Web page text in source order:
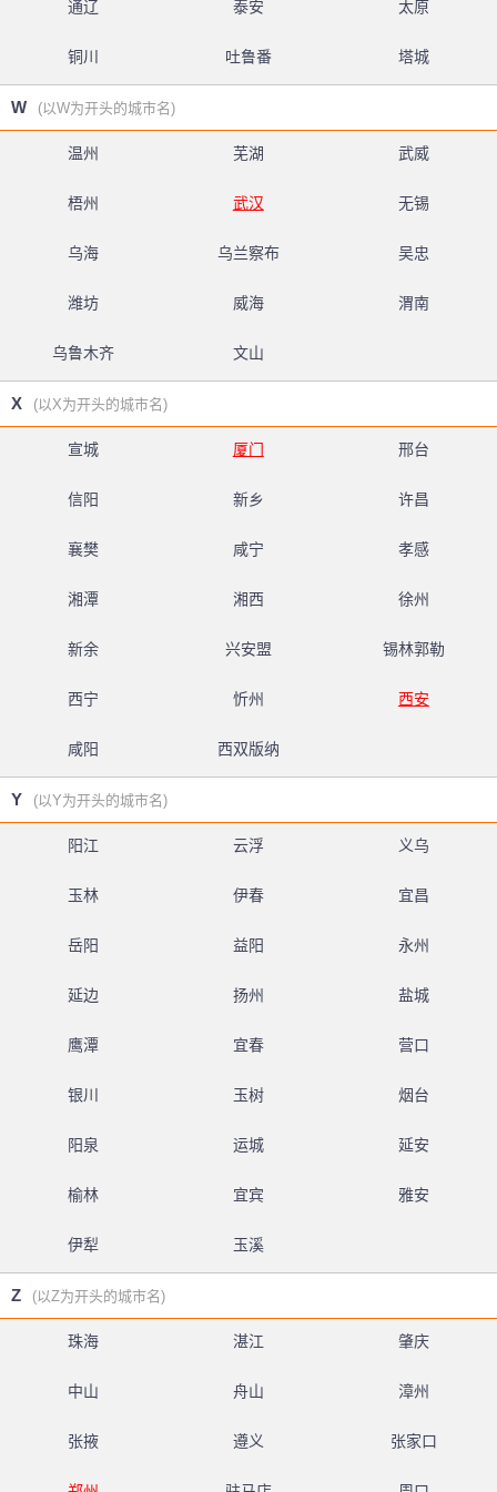
通辽 泰安 太原
铜川 吐鲁番 塔城
W (以W为开头的城市名)
温州 芜湖 武威
梧州 武汉 无锡
乌海 乌兰察布 吴忠
潍坊 威海 渭南
乌鲁木齐 文山
X (以X为开头的城市名)
宣城 厦门 邢台
信阳 新乡 许昌
襄樊 咸宁 孝感
湘潭 湘西 徐州
新余 兴安盟 锡林郭勒
西宁 忻州 西安
咸阳 西双版纳
Y (以Y为开头的城市名)
阳江 云浮 义乌
玉林 伊春 宜昌
岳阳 益阳 永州
延边 扬州 盐城
鹰潭 宜春 营口
银川 玉树 烟台
阳泉 运城 延安
榆林 宜宾 雅安
伊犁 玉溪
Z (以Z为开头的城市名)
珠海 湛江 肇庆
中山 舟山 漳州
张掖 遵义 张家口